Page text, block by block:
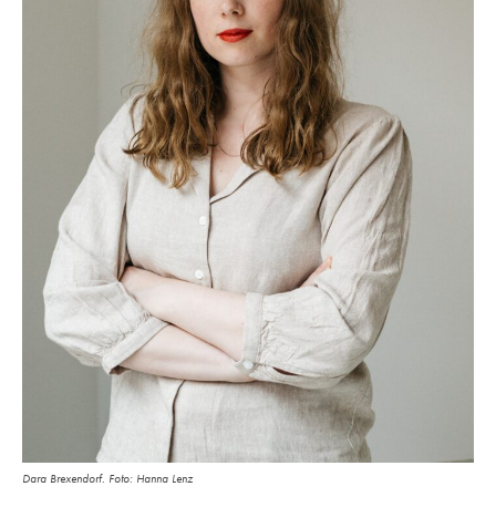
Dara Brexendorf. Foto: Hanna Lenz